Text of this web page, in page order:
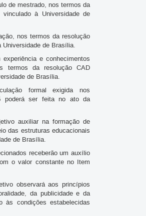
de mestrado, nos termos da
à Universidade de
nos termos da resolução
Universidade de Brasília.
e conhecimentos
termos da resolução CAD
de Brasília.
formal exigida nos
ser feita no ato da
auxiliar na formação de
das estruturas educacionais
de Brasília.
receberão um auxílio
o valor constante no Item
observará aos princípios
da publicidade e da
às condições estabelecidas